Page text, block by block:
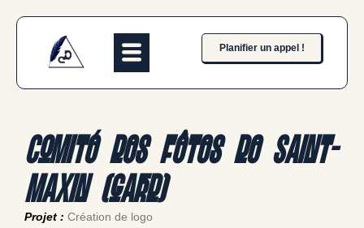
Planifier un appel !
Comité des fêtes de Saint-
Maxin (Gard)
Projet : Création de logo